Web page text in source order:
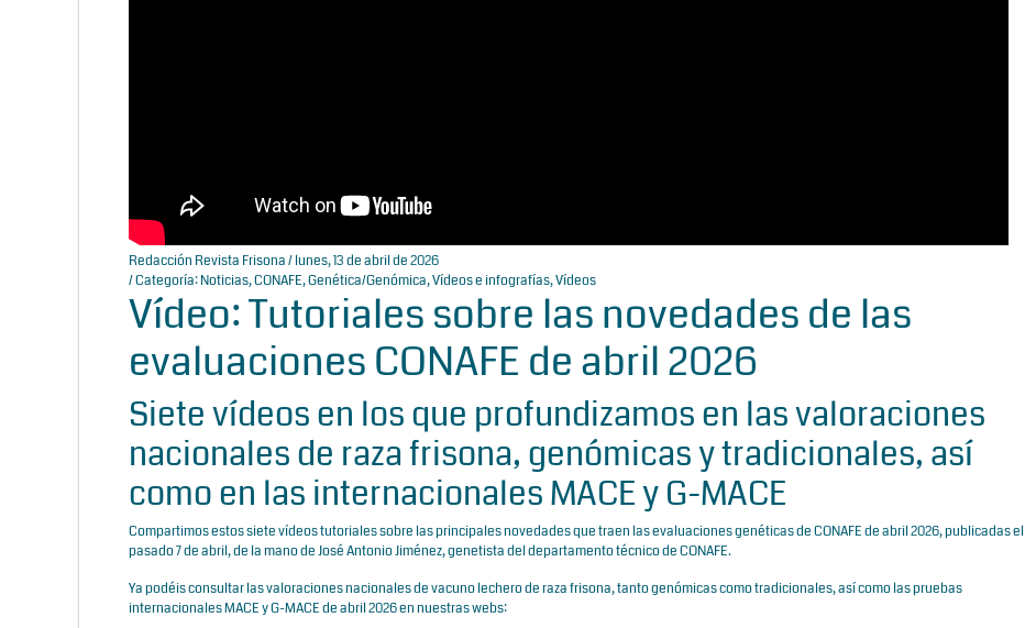
Redacción Revista Frisona/ lunes, 13 de abril de 2026
/ Categoría:Noticias,CONAFE,Genética/Genómica,Vídeos e infografías,Vídeos
Vídeo: Tutoriales sobre las novedades de las
evaluaciones CONAFE de abril 2026
Siete vídeos en los que profundizamos en las valoraciones
nacionales de raza frisona, genómicas y tradicionales, así
como en las internacionales MACE y G-MACE
Compartimos estos siete vídeos tutoriales sobre las principales novedades que traen las evaluaciones genéticas de CONAFE de abril 2026, publicadas el
pasado 7 de abril, de la mano de José Antonio Jiménez, genetista del departamento técnico de CONAFE.
Ya podéis consultar las valoraciones nacionales de vacuno lechero de raza frisona, tanto genómicas como tradicionales, así como las pruebas
internacionales MACE y G-MACE de abril 2026 en nuestras webs: